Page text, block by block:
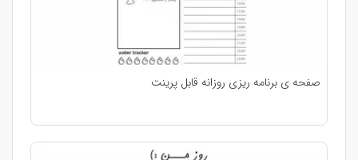
صفحه ی برنامه ریزی روزانه قابل پرینت